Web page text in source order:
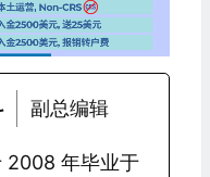
副总编辑
2008 年毕业于